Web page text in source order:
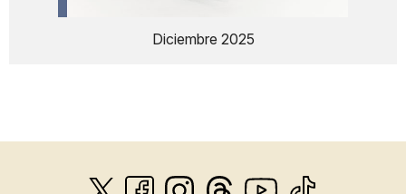
Diciembre 2025